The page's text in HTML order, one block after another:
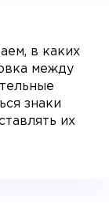
в каких
между
знаки
их